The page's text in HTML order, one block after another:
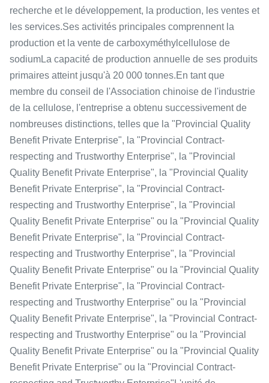
recherche et le développement, la production, les ventes et
les services.Ses activités principales comprennent la
production et la vente de carboxyméthylcellulose de
sodiumLa capacité de production annuelle de ses produits
primaires atteint jusqu'à 20 000 tonnes.En tant que
membre du conseil de l'Association chinoise de l'industrie
de la cellulose, l'entreprise a obtenu successivement de
nombreuses distinctions, telles que la "Provincial Quality
Benefit Private Enterprise", la "Provincial Contract-
respecting and Trustworthy Enterprise", la "Provincial
Quality Benefit Private Enterprise", la "Provincial Quality
Benefit Private Enterprise", la "Provincial Contract-
respecting and Trustworthy Enterprise", la "Provincial
Quality Benefit Private Enterprise" ou la "Provincial Quality
Benefit Private Enterprise", la "Provincial Contract-
respecting and Trustworthy Enterprise", la "Provincial
Quality Benefit Private Enterprise" ou la "Provincial Quality
Benefit Private Enterprise", la "Provincial Contract-
respecting and Trustworthy Enterprise" ou la "Provincial
Quality Benefit Private Enterprise", la "Provincial Contract-
respecting and Trustworthy Enterprise" ou la "Provincial
Quality Benefit Private Enterprise" ou la "Provincial Quality
Benefit Private Enterprise" ou la "Provincial Contract-